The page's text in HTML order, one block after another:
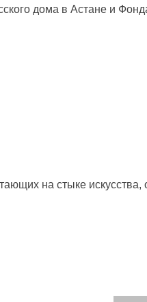
дома в Астане и
на стыке искусства,